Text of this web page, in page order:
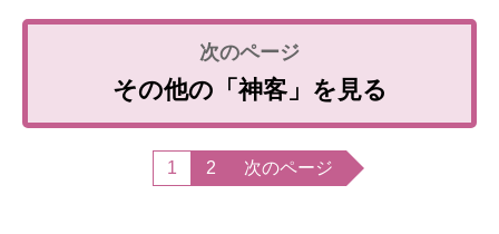
その他の「神客」を見る
1 2 次のページ